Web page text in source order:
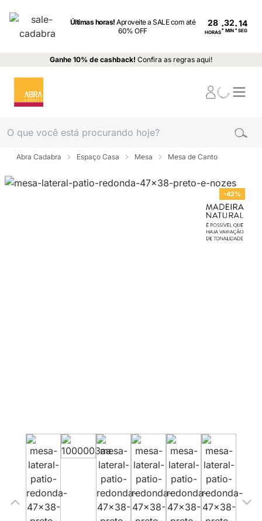
Últimas horas!Aproveite a SALE com até
60% OFF
28
HORAS: MIN : SEG
Ganhe 10% de cashback! Confira as regras aqui!
Abra Cadabra Espaço Casa Mesa Mesa de Canto
-42%